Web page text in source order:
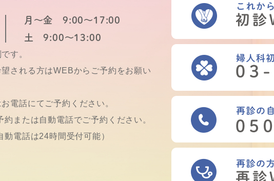
月～金 9:00～17:00
土 9:00～13:00
す。
される方はWEBからご予約をお願い
電話にてご予約ください。
または自動電話でご予約ください。
動電話は24時間受付可能）